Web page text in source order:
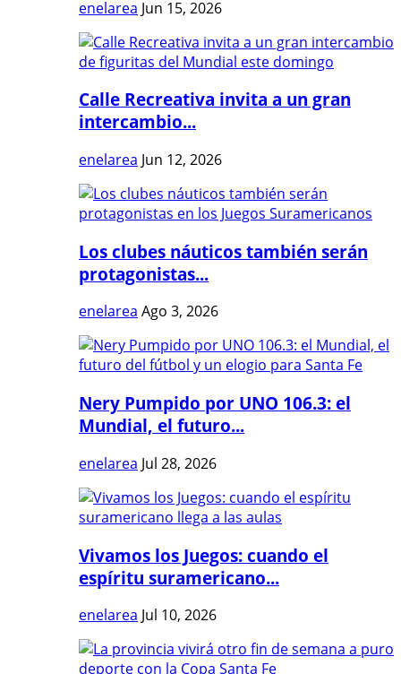
enelarea Jun 15, 2026
Calle Recreativa invita a un gran
intercambio...
enelarea Jun 12, 2026
Los clubes náuticos también serán
protagonistas...
enelarea Ago 3, 2026
Nery Pumpido por UNO 106.3: el
Mundial, el futuro...
enelarea Jul 28, 2026
Vivamos los Juegos: cuando el
espíritu suramericano...
enelarea Jul 10, 2026